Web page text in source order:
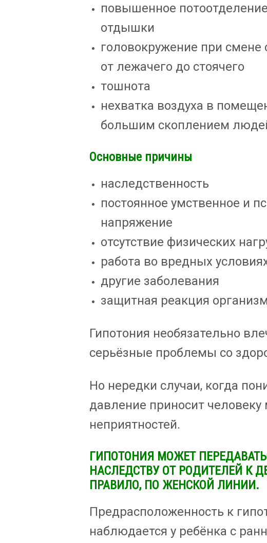
повышенное
отдышки
головокружение при смене
от лежачего до стоячего
тошнота
нехватка воздуха в
большим скоплением
Основные причины
наследственность
постоянное умственное и
напряжение
отсутствие физических
работа во вредных
другие заболевания
защитная реакция
Гипотония необязательно
серьёзные проблемы со
Но нередки случаи, когда
давление приносит
неприятностей.
ГИПОТОНИЯ МОЖЕТ
НАСЛЕДСТВУ ОТ РОДИТЕЛЕЙ К
ПРАВИЛО, ПО ЖЕНСКОЙ ЛИНИИ.
Предрасположенность к
наблюдается у ребёнка с